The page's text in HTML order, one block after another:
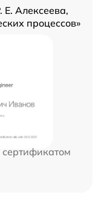
Е. Алексеева,
процессов»